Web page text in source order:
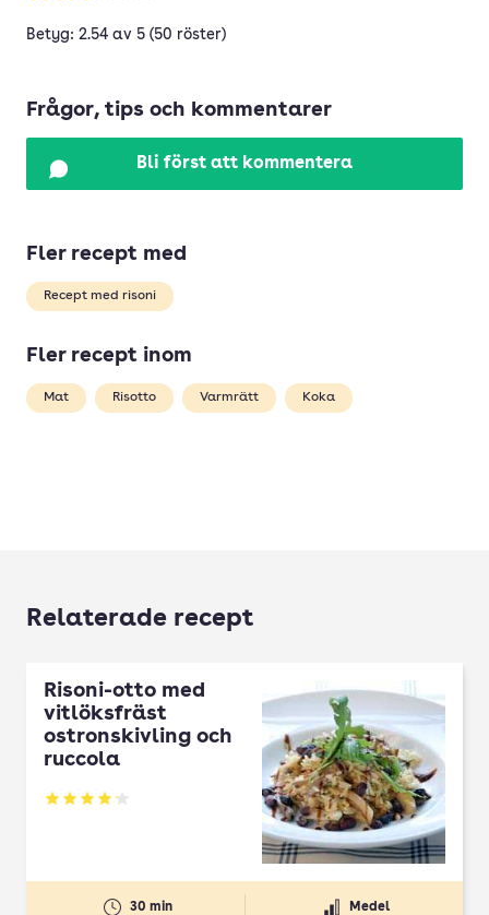
Betyg: 2.54 av 5 (50 röster)
Frågor, tips och kommentarer
Bli först att kommentera
Fler recept med
Recept med risoni
Fler recept inom
Mat Risotto Varmrätt Koka
Relaterade recept
Risoni-otto med
vitlöksfräst
ostronskivling och
ruccola
Betyg: 4.12 av 5
30 min Medel